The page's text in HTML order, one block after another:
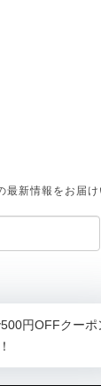
新情報をお届け